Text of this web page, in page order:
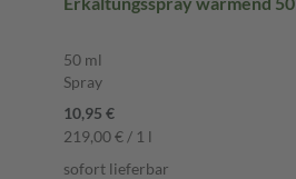
50 ml
Spray
10,95 €
219,00 € / 1 l
sofort lieferbar